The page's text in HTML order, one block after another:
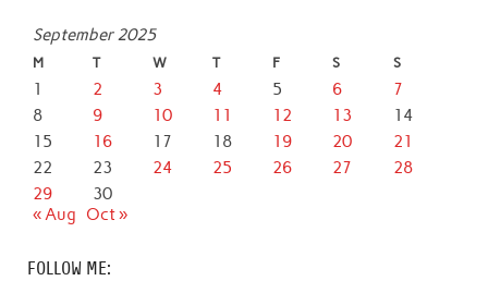
September 2025
M T W T F S S
1 2 3 4 5 6
7
8
9 10 11 12 13
14
15
16 17 18 19 20
21
22
23 24 25 26 27
28
29
30
« Aug
Oct »
FOLLOW ME: